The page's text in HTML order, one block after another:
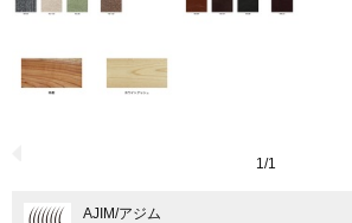
1 /1
AJIM/アジム